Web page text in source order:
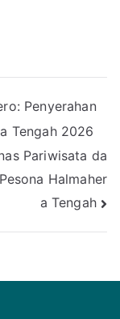
Penyerahan
Tengah 2026
Pariwisata da
Halmaher
a Tengah